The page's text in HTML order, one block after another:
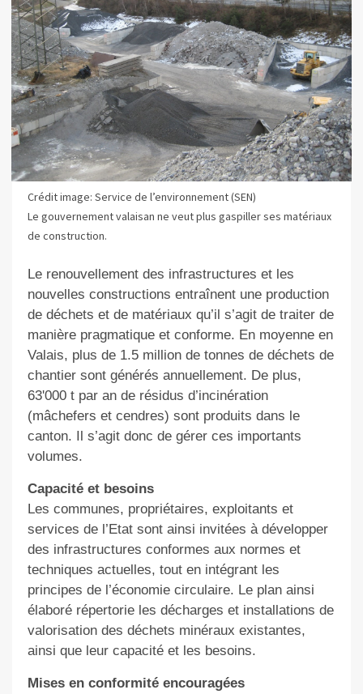
Crédit image: Service de l’environnement (SEN)
Le gouvernement valaisan ne veut plus gaspiller ses matériaux
de construction.
Le renouvellement des infrastructures et les
nouvelles constructions entraînent une production
de déchets et de matériaux qu’il s’agit de traiter de
manière pragmatique et conforme. En moyenne en
Valais, plus de 1.5 million de tonnes de déchets de
chantier sont générés annuellement. De plus,
63'000 t par an de résidus d’incinération
(mâchefers et cendres) sont produits dans le
canton. Il s’agit donc de gérer ces importants
volumes.
Capacité et besoins
Les communes, propriétaires, exploitants et
services de l’Etat sont ainsi invitées à développer
des infrastructures conformes aux normes et
techniques actuelles, tout en intégrant les
principes de l’économie circulaire. Le plan ainsi
élaboré répertorie les décharges et installations de
valorisation des déchets minéraux existantes,
ainsi que leur capacité et les besoins.
Mises en conformité encouragées